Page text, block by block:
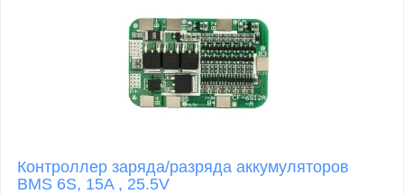
Контроллер заряда/разряда аккумуляторов
BMS 6S, 15A , 25.5V